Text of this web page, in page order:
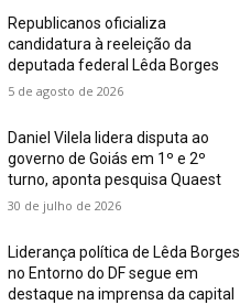
Republicanos oficializa
candidatura à reeleição da
deputada federal Lêda Borges
5 de agosto de 2026
Daniel Vilela lidera disputa ao
governo de Goiás em 1º e 2º
turno, aponta pesquisa Quaest
30 de julho de 2026
Liderança política de Lêda Borges
no Entorno do DF segue em
destaque na imprensa da capital